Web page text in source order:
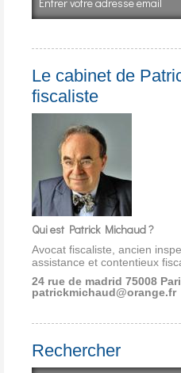
Le cabinet de
fiscaliste
Qui est Patrick Michaud ?
Avocat fiscaliste, ancien
assistance et contentieux
24 rue de madrid 75008
patrickmichaud@orange.fr
Rechercher